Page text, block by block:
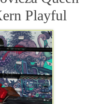
Playful